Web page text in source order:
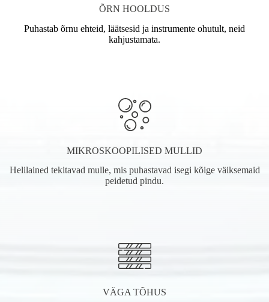
ÕRN HOOLDUS
Puhastab õrnu ehteid, läätsesid ja instrumente ohutult, neid
kahjustamata.
MIKROSKOOPILISED MULLID
Helilained tekitavad mulle, mis puhastavad isegi kõige väiksemaid
peidetud pindu.
VÄGA TÕHUS